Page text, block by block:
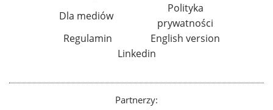
Dla mediów
Polityka
prywatności
Regulamin
English version
Linkedin
Partnerzy: